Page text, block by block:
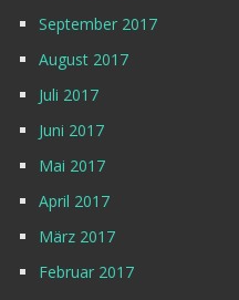
September 2017
August 2017
Juli 2017
Juni 2017
Mai 2017
April 2017
März 2017
Februar 2017